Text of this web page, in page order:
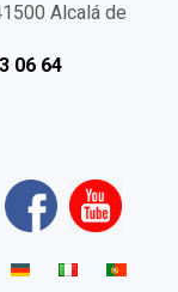
Alcalá de
06 64